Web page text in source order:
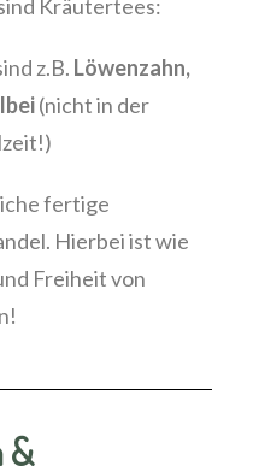
Kräutertees:
z.B. Löwenzahn,
(nicht in der
fertige
Hierbei ist wie
Freiheit von
&